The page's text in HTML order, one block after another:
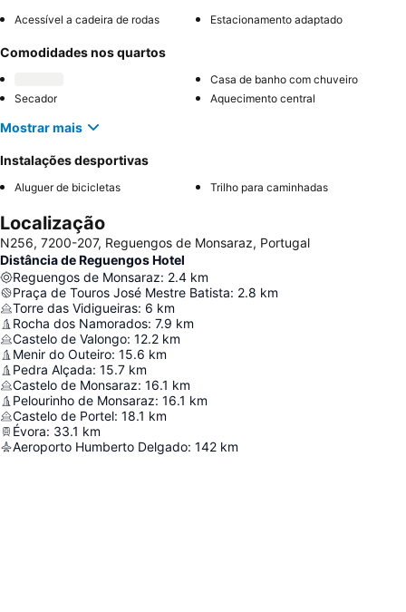
Acessível a cadeira de rodas Estacionamento adaptado
Comodidades nos quartos
Casa de banho com chuveiro
Secador
Aquecimento central
Mostrar mais
Instalações desportivas
Aluguer de bicicletas Trilho para caminhadas
Localização
N256, 7200-207, Reguengos de Monsaraz, Portugal
Distância de Reguengos Hotel
Reguengos de Monsaraz: 2.4 km
Praça de Touros José Mestre Batista: 2.8 km
Torre das Vidigueiras: 6 km
Rocha dos Namorados: 7.9 km
Castelo de Valongo: 12.2 km
Menir do Outeiro: 15.6 km
Pedra Alçada: 15.7 km
Castelo de Monsaraz: 16.1 km
Pelourinho de Monsaraz: 16.1 km
Castelo de Portel: 18.1 km
Évora: 33.1 km
Aeroporto Humberto Delgado: 142 km